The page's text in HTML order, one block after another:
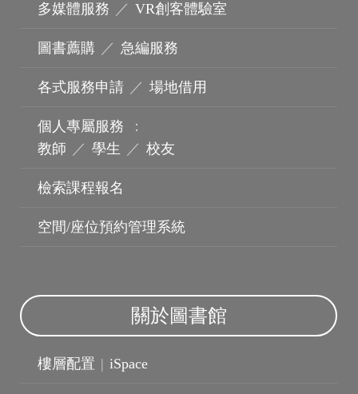
波錠影展
多媒體服務 ／ VR創客體驗室
圖書薦購 ／ 急編服務
各式服務申請 ／ 場地借用
個人專屬服務
：
教師 ／ 學生 ／ 校友
檢索課程報名
空間/座位預約管理系統
關於圖書館
樓層配置 | iSpace